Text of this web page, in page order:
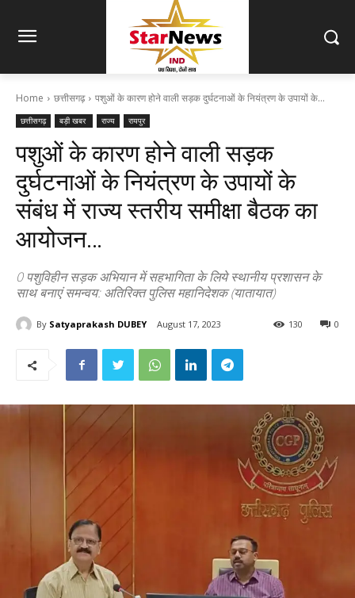
Home छत्तीसगढ़ पशुओं के कारण होने वाली सड़क दुर्घटनाओं के नियंत्रण के उपायों के...
छत्तीसगढ़ बड़ी खबर राज्य रायपुर
पशुओं के कारण होने वाली सड़क
दुर्घटनाओं के नियंत्रण के उपायों के
संबंध में राज्य स्तरीय समीक्षा बैठक का
आयोजन…
0 पशुविहीन सड़क अभियान में सहभागिता के लिये स्थानीय प्रशासन के
साथ बनाएं समन्वय: अतिरिक्त पुलिस महानिदेशक (यातायात)
By Satyaprakash DUBEY August 17, 2023 0
130